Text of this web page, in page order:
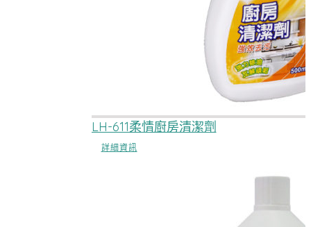
LH-611柔情廚房清潔劑
詳細資訊